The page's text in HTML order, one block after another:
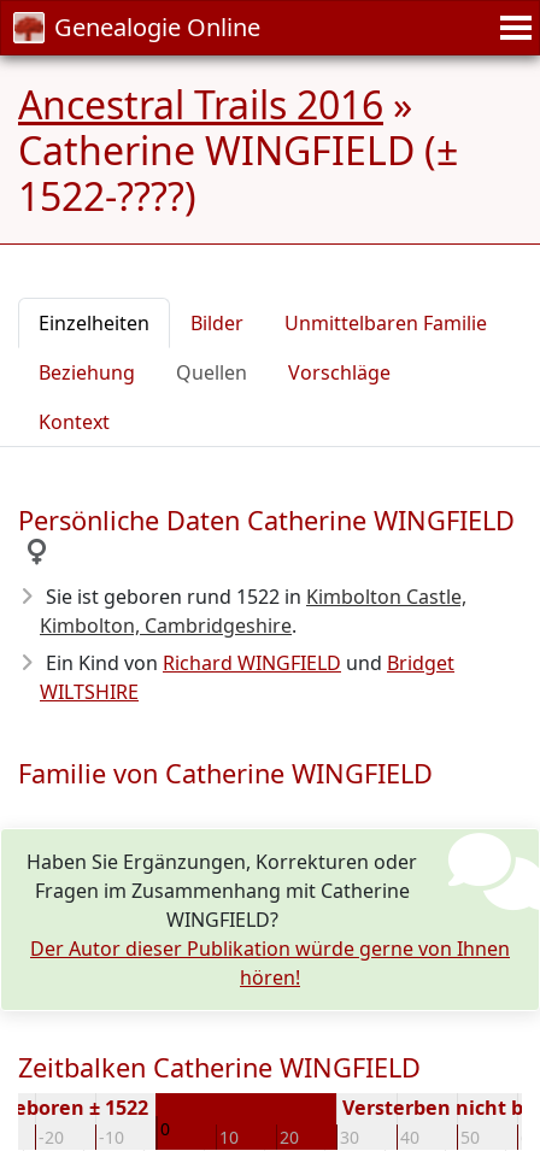
Genealogie Online
Ancestral Trails 2016 »
Catherine WINGFIELD (±
1522-????)
Einzelheiten Bilder
Unmittelbaren Familie
Beziehung
Quellen
Vorschläge
Kontext
Persönliche Daten Catherine WINGFIELD
Sie ist geboren rund 1522 in Kimbolton Castle,
Kimbolton, Cambridgeshire.
Ein Kind von Richard WINGFIELD und Bridget
WILTSHIRE
Familie von Catherine WINGFIELD
Haben Sie Ergänzungen, Korrekturen oder
Fragen im Zusammenhang mit Catherine
WINGFIELD?
Der Autor dieser Publikation würde gerne von Ihnen
hören!
Zeitbalken Catherine WINGFIELD
-20 -10 0 10 20 30 40 50
Geboren ± 1522 Versterben nicht